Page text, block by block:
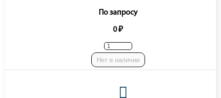
По запросу
0 ₽
Нет в наличии